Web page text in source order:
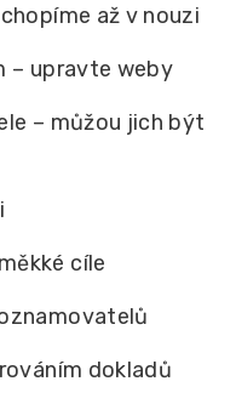
až v nouzi
– upravte weby
– můžou jich být
cíle
dokladů